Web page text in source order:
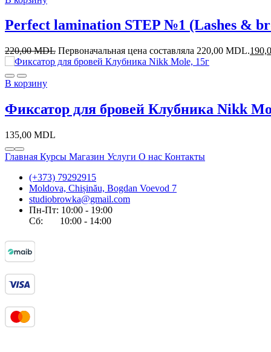
Perfect lamination STEP №1 (Lashes &
220,00MDL Первоначальная цена составляла 220,00 MDL.
В корзину
Фиксатор для бровей Клубника Nikk
135,00 MDL
Главная Курсы Магазин Услуги О нас Контакты
(+373) 79292915
Moldova, Chișinău, Bogdan Voevod 7
studiobrowka@gmail.com
Пн-Пт: 10:00 - 19:00
Сб: 10:00 - 14:00